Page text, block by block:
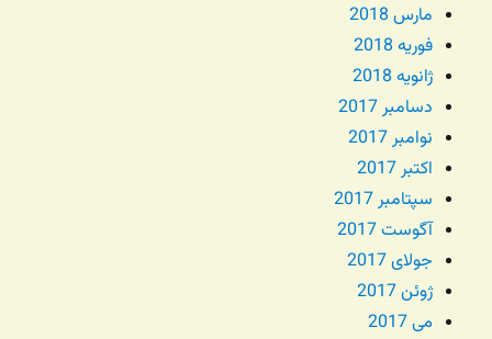
مارس 2018
فوریه 2018
ژانویه 2018
دسامبر 2017
نوامبر 2017
اکتبر 2017
سپتامبر 2017
آگوست 2017
جولای 2017
ژوئن 2017
می 2017